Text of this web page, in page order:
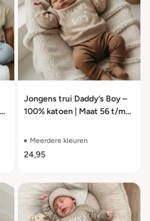
Jongens trui Daddy’s Boy –
100% katoen | Maat 56 t/m
Meerdere kleuren
24,95